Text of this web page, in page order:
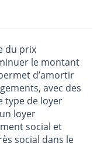
du prix
le montant
d’amortir
avec des
type de loyer
loyer
social et
social dans le